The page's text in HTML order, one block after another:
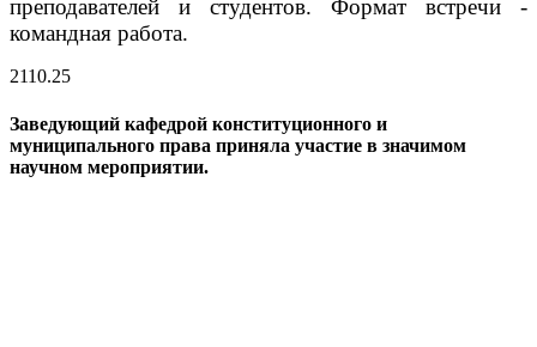
преподавателей и студентов. Формат встречи -
командная работа.
2110.25
Заведующий кафедрой конституционного и
муниципального права приняла участие в значимом
научном мероприятии.